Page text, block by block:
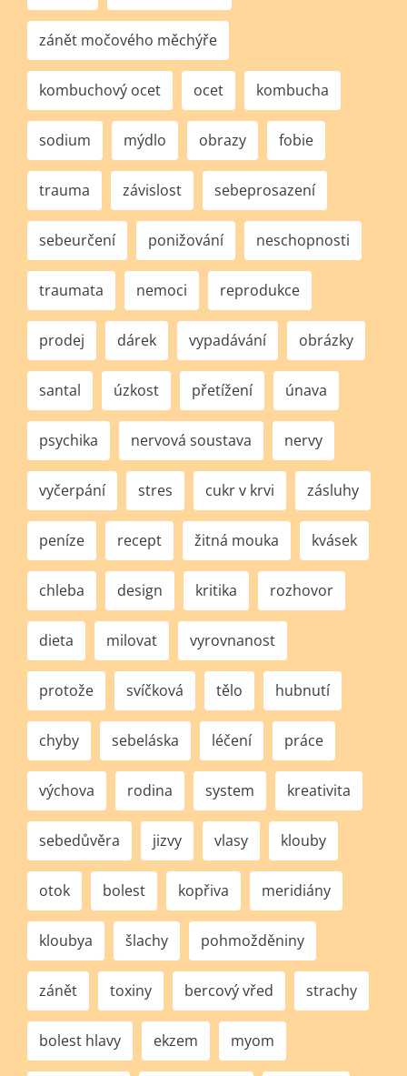
zánět močového měchýře
kombuchový ocet ocet kombucha
sodium mýdlo obrazy fobie
trauma závislost sebeprosazení
sebeurčení ponižování neschopnosti
traumata nemoci reprodukce
prodej dárek vypadávání obrázky
santal úzkost přetížení únava
psychika nervová soustava nervy
vyčerpání stres cukr v krvi zásluhy
peníze recept žitná mouka kvásek
chleba design kritika rozhovor
dieta milovat vyrovnanost
protože svíčková tělo hubnutí
chyby sebeláska léčení práce
výchova rodina system kreativita
sebedůvěra jizvy vlasy klouby
otok bolest kopřiva meridiány
kloubya šlachy pohmožděniny
zánět toxiny bercový vřed strachy
bolest hlavy ekzem myom